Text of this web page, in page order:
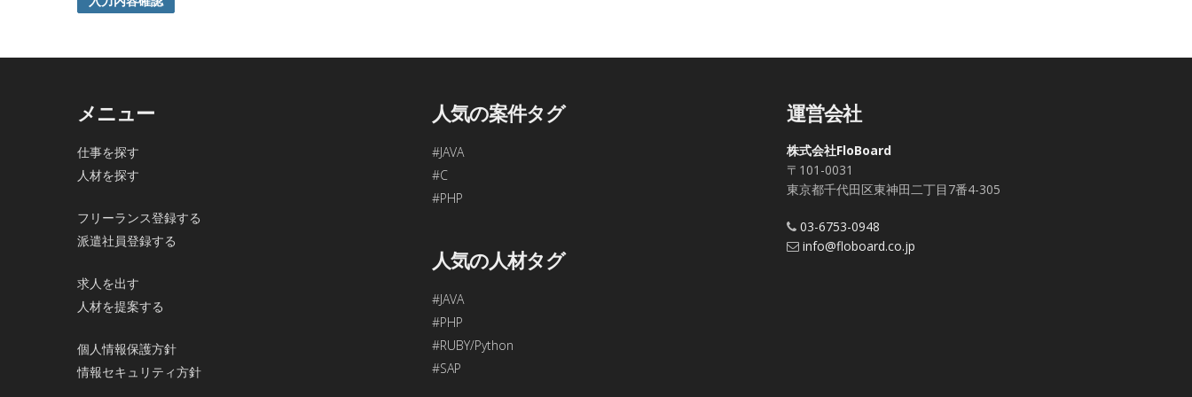
ご本人の同意がある場合または法令に基づく場合を除き、今回ご入力頂く個人情報は第三者に提供しません。
ご自身の個人情報の開示等（利用目的の通知、開示、内容の訂正・追加・削除、利用の停止または消去、第三者への提供
なお、個人情報に関する弊社問合わせ先は、次の通りです。
〒101-0031 東京都千代田区東神田二丁目7番4-305
メールアドレス: info@floboard.co.jp TEL: 03-6753-0948
（受付時間 9:00～18:00 ※土・日曜日、祝日、年末年始、ゴールデンウィークを除く)
6. 個人情報における任意性について
個人情報のご提供は、ご本人の任意です。ただし、必須項目をご入力頂けない場合は本フォームをご利用頂けませんの
メニュー
仕事を探す
人材を探す
フリーランス登録する
派遣社員登録する
求人を出す
人材を提案する
個人情報保護方針
情報セキュリティ方針
人気の案件タグ
#JAVA
#C
#PHP
人気の人材タグ
#JAVA
#PHP
#RUBY/Python
#SAP
運営会社
株式会社FloBoard
〒101-0031
東京都千代田区東神田二丁目7番4-305
03-6753-0948
info@floboard.co.jp